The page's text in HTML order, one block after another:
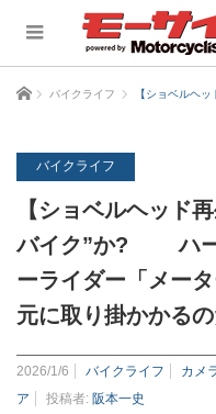
ホーム バイクライフ 【ショベルヘ
バイクライフ
【ショベルヘッド
バイク”か? ハー
ーライダー「メー
元に取り掛かかるの
2026/1/6 バイクライフ カメ
ア
投稿者: 阪本一史